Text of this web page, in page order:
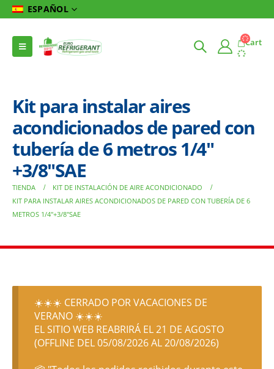
ESPAÑOL
Cart
Kit para instalar aires
acondicionados de pared con
tubería de 6 metros 1/4″
+3/8″SAE
TIENDA
KIT DE INSTALACIÓN DE AIRE ACONDICIONADO
KIT PARA INSTALAR AIRES ACONDICIONADOS DE PARED CON TUBERÍA DE 6
METROS 1/4″+3/8″SAE
☀️☀️☀️ CERRADO POR VACACIONES DE
VERANO ☀️☀️☀️
EL SITIO WEB REABRIRÁ EL 21 DE AGOSTO
(OFFLINE DEL 05/08/2026 AL 20/08/2026)